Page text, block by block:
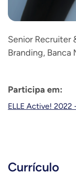
Senior Recruiter
Branding, Banca
Participa em:
ELLE Active! 2022
Currículo